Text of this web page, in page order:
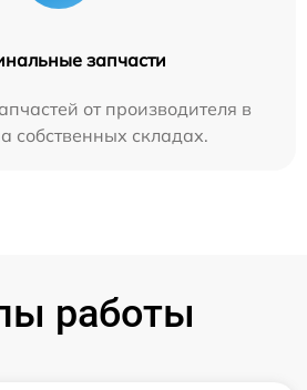
запчасти
от производителя в
собственных складах.
работы